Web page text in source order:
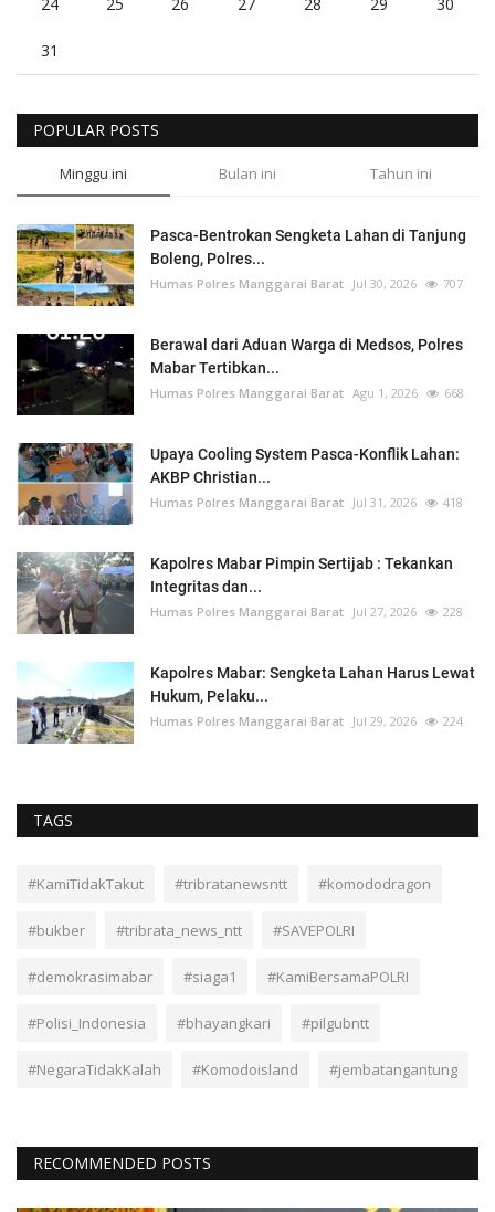
31
POPULAR POSTS
Minggu ini Bulan ini Tahun ini
Pasca-Bentrokan Sengketa Lahan di Tanjung
Boleng, Polres...
Humas Polres Manggarai Barat Jul 30, 2026 707
Berawal dari Aduan Warga di Medsos, Polres
Mabar Tertibkan...
Humas Polres Manggarai Barat Agu 1, 2026 668
Upaya Cooling System Pasca-Konflik Lahan:
AKBP Christian...
Humas Polres Manggarai Barat Jul 31, 2026 418
Kapolres Mabar Pimpin Sertijab : Tekankan
Integritas dan...
Humas Polres Manggarai Barat Jul 27, 2026 228
Kapolres Mabar: Sengketa Lahan Harus Lewat
Hukum, Pelaku...
Humas Polres Manggarai Barat Jul 29, 2026 224
TAGS
#KamiTidakTakut #tribratanewsntt #komododragon
#bukber #tribrata_news_ntt #SAVEPOLRI
#demokrasimabar #siaga1 #KamiBersamaPOLRI
#Polisi_Indonesia #bhayangkari #pilgubntt
#NegaraTidakKalah #Komodoisland #jembatangantung
RECOMMENDED POSTS